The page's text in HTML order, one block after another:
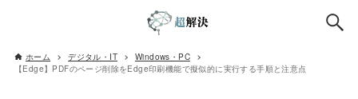
ホーム デジタル・IT
Windows・PC
【Edge】PDFのページ削除をEdge印刷機能で擬似的に実行する手順と注意点